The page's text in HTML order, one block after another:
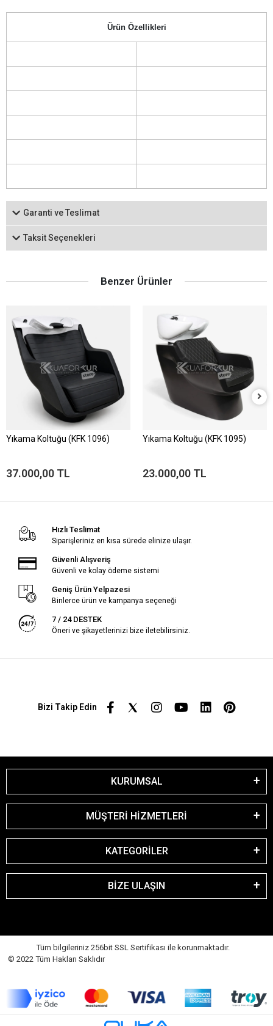
Ürün Özellikleri
Garanti ve Teslimat
Taksit Seçenekleri
Benzer Ürünler
Yıkama Koltuğu (KFK 1096)
37.000,00 TL
Yıkama Koltuğu (KFK 1095)
23.000,00 TL
Hızlı Teslimat
Siparişleriniz en kısa sürede elinize ulaşır.
Güvenli Alışveriş
Güvenli ve kolay ödeme sistemi
Geniş Ürün Yelpazesi
Binlerce ürün ve kampanya seçeneği
7 / 24 DESTEK
Öneri ve şikayetlerinizi bize iletebilirsiniz.
Bizi Takip Edin
KURUMSAL
MÜŞTERİ HİZMETLERİ
KATEGORİLER
BİZE ULAŞIN
Tüm bilgileriniz 256bit SSL Sertifikası ile korunmaktadır.
© 2022 Tüm Hakları Saklıdır